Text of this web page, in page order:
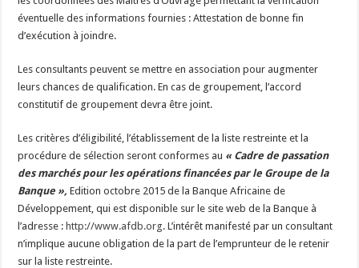
éventuelle des informations fournies : Attestation de bonne fin
d’exécution à joindre.
Les consultants peuvent se mettre en association pour augmenter
leurs chances de qualification. En cas de groupement, l’accord
constitutif de groupement devra être joint.
Les critères d’éligibilité, l’établissement de la liste restreinte et la
procédure de sélection seront conformes au « Cadre de passation
des marchés pour les opérations financées par le Groupe de la
Banque », Edition octobre 2015 de la Banque Africaine de
Développement, qui est disponible sur le site web de la Banque à
l’adresse :http://www.afdb.org. L’intérêt manifesté par un consultant
n’implique aucune obligation de la part de l’emprunteur de le retenir
sur la liste restreinte.